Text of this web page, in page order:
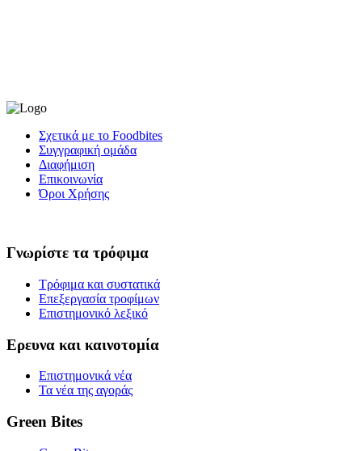
Σχετικά με το Foodbites
Συγγραφική ομάδα
Διαφήμιση
Επικοινωνία
Όροι Χρήσης
Γνωρίστε τα τρόφιμα
Τρόφιμα και συστατικά
Επεξεργασία τροφίμων
Επιστημονικό λεξικό
Ερευνα και καινοτομία
Επιστημονικά νέα
Τα νέα της αγοράς
Green Bites